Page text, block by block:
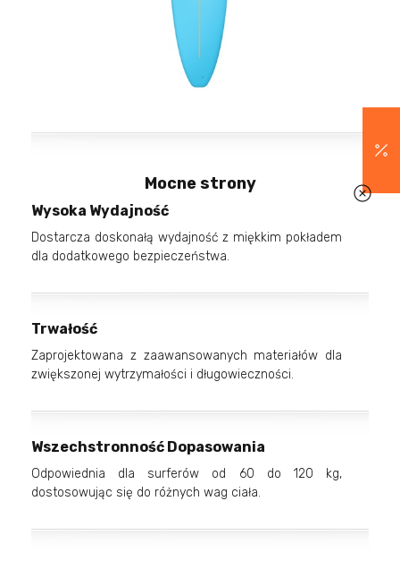
Mocne strony
Wysoka Wydajność
Dostarcza doskonałą wydajność z miękkim pokładem
dla dodatkowego bezpieczeństwa.
Trwałość
Zaprojektowana z zaawansowanych materiałów dla
zwiększonej wytrzymałości i długowieczności.
Wszechstronność Dopasowania
Odpowiednia dla surferów od 60 do 120 kg,
dostosowując się do różnych wag ciała.